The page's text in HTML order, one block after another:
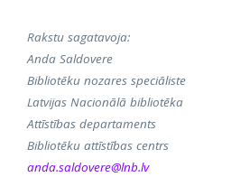
Rakstu sagatavoja:
Anda Saldovere
Bibliotēku nozares speciāliste
Latvijas Nacionālā bibliotēka
Attīstības departaments
Bibliotēku attīstības centrs
anda.saldovere@lnb.lv